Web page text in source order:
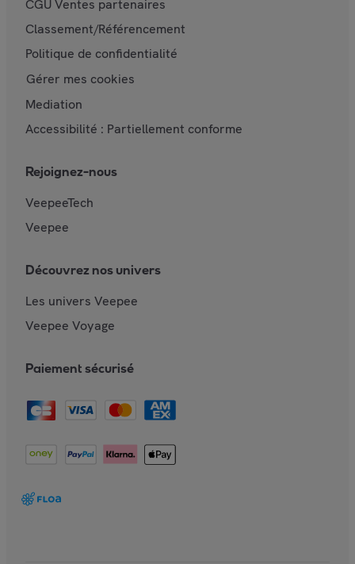
CGU Ventes partenaires
Classement/Référencement
Politique de confidentialité
Gérer mes cookies
Mediation
Accessibilité : Partiellement conforme
Rejoignez-nous
VeepeeTech
Veepee
Découvrez nos univers
Les univers Veepee
Veepee Voyage
Paiement sécurisé